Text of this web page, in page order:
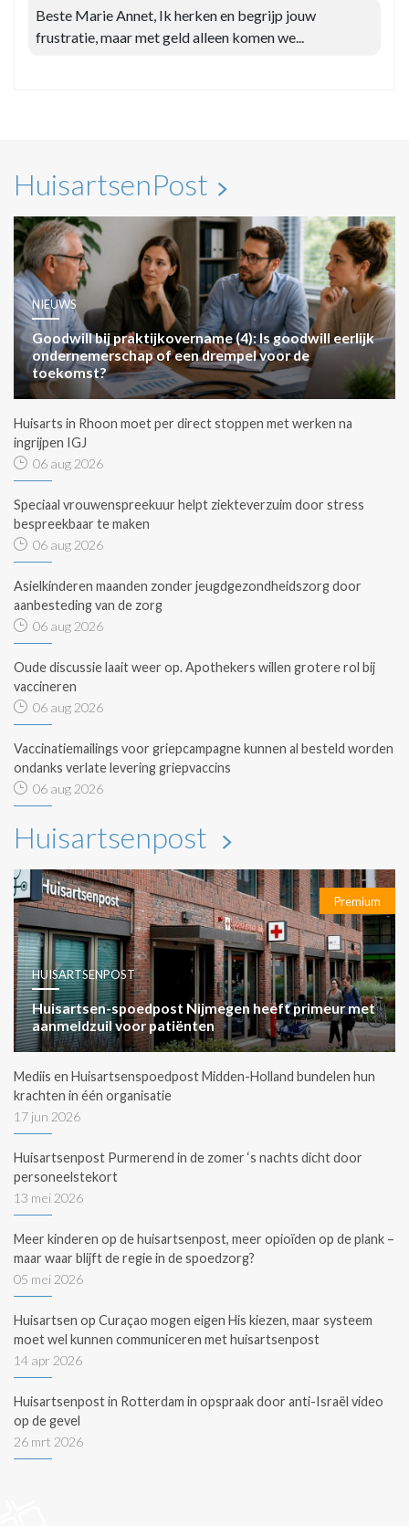
Beste Marie Annet, Ik herken en begrijp jouw
frustratie, maar met geld alleen komen we...
HuisartsenPost
NIEUWS
Goodwill bij praktijkovername (4): Is goodwill eerlijk
ondernemerschap of een drempel voor de
toekomst?
Huisarts in Rhoon moet per direct stoppen met werken na
ingrijpen IGJ
06 aug 2026
Speciaal vrouwenspreekuur helpt ziekteverzuim door stress
bespreekbaar te maken
06 aug 2026
Asielkinderen maanden zonder jeugdgezondheidszorg door
aanbesteding van de zorg
06 aug 2026
Oude discussie laait weer op. Apothekers willen grotere rol bij
vaccineren
06 aug 2026
Vaccinatiemailings voor griepcampagne kunnen al besteld worden
ondanks verlate levering griepvaccins
06 aug 2026
Huisartsenpost
Premium
HUISARTSENPOST
Huisartsen-spoedpost Nijmegen heeft primeur met
aanmeldzuil voor patiënten
Mediis en Huisartsenspoedpost Midden-Holland bundelen hun
krachten in één organisatie
17 jun 2026
Huisartsenpost Purmerend in de zomer ‘s nachts dicht door
personeelstekort
13 mei 2026
Meer kinderen op de huisartsenpost, meer opioïden op de plank –
maar waar blijft de regie in de spoedzorg?
05 mei 2026
Huisartsen op Curaçao mogen eigen His kiezen, maar systeem
moet wel kunnen communiceren met huisartsenpost
14 apr 2026
Huisartsenpost in Rotterdam in opspraak door anti-Israël video
op de gevel
26 mrt 2026